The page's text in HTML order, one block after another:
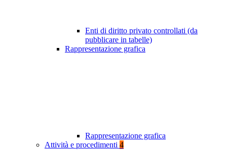
Enti di diritto privato controllati (da
pubblicare in tabelle)
Rappresentazione grafica
Rappresentazione grafica
Attività e procedimenti 4